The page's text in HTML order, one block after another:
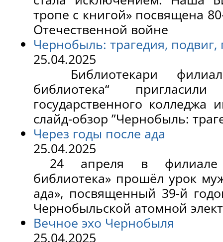
тропе с книгой» посвящена
Отечественной войне
Чернобыль: трагедия, подвиг,
25.04.2025
Библиотекари
библиотека“
государственного
слайд-обзор ”Чернобыль:
Через годы после ада
25.04.2025
24 апреля в филиале
библиотека» прошёл урок
ада», посвященный 39-й
Чернобыльской атомной
Вечное эхо Чернобыля
25.04.2025